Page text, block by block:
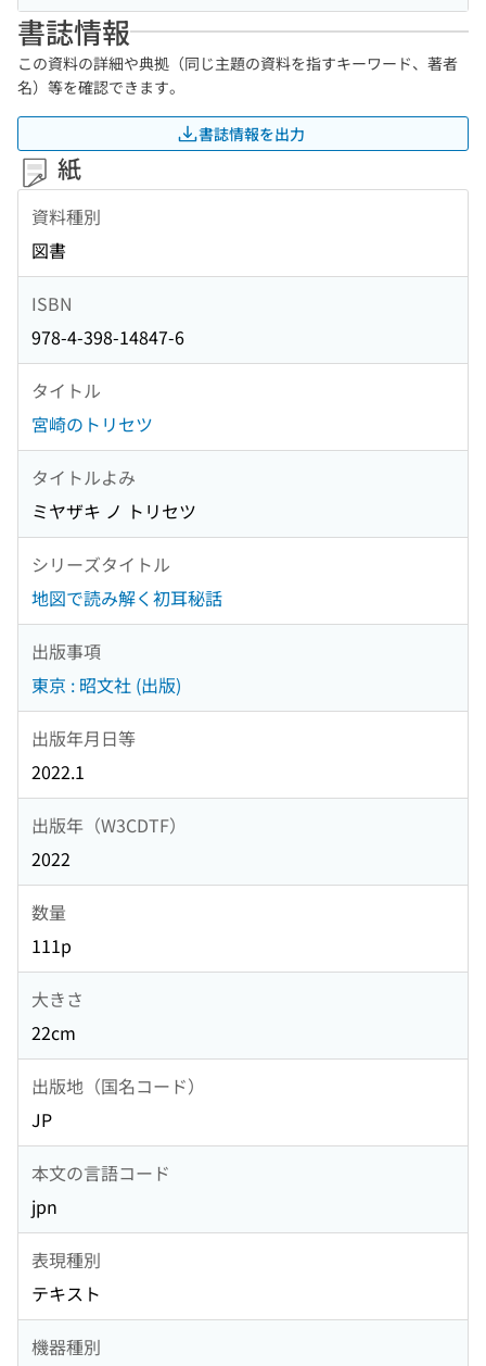
書誌情報
この資料の詳細や典拠（同じ主題の資料を指すキーワード、著者
名）等を確認できます。
書誌情報を出力
紙
資料種別
図書
ISBN
978-4-398-14847-6
タイトル
宮崎のトリセツ
タイトルよみ
ミヤザキ ノ トリセツ
シリーズタイトル
地図で読み解く初耳秘話
出版事項
東京 : 昭文社 (出版)
出版年月日等
2022.1
出版年（W3CDTF）
2022
数量
111p
大きさ
22cm
出版地（国名コード）
JP
本文の言語コード
jpn
表現種別
テキスト
機器種別